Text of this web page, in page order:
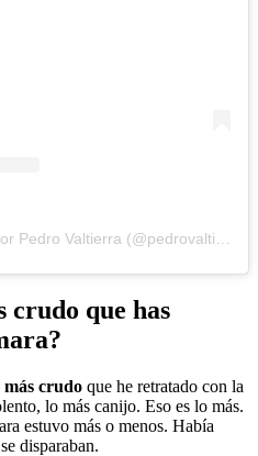
crudo que has
crudo que he retratado con la
lo más canijo. Eso es lo más.
estuvo más o menos. Había
disparaban.